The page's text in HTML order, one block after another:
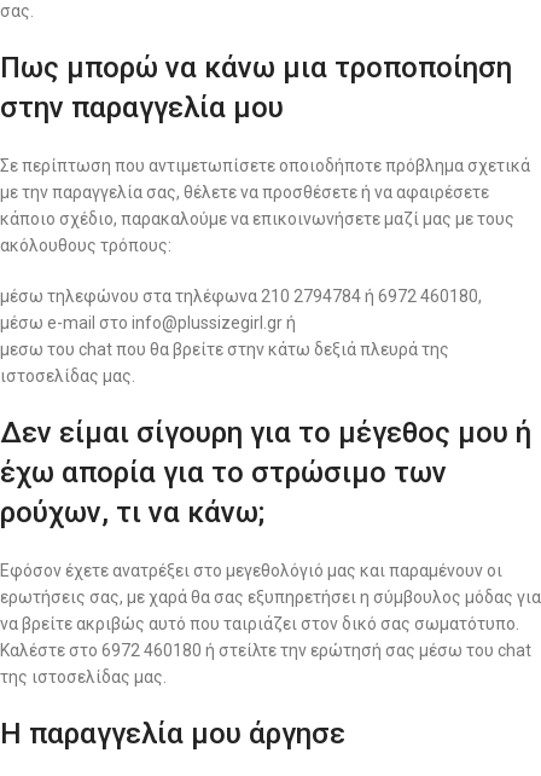
σας.
Πως μπορώ να κάνω μια τροποποίηση
στην παραγγελία μου
Σε περίπτωση που αντιμετωπίσετε οποιοδήποτε πρόβλημα σχετικά
με την παραγγελία σας, θέλετε να προσθέσετε ή να αφαιρέσετε
κάποιο σχέδιο, παρακαλούμε να επικοινωνήσετε μαζί μας με τους
ακόλουθους τρόπους:
μέσω τηλεφώνου στα τηλέφωνα 210 2794784 ή 6972 460180,
μέσω e-mail στο info@plussizegirl.gr ή
μεσω του chat που θα βρείτε στην κάτω δεξιά πλευρά της
ιστοσελίδας μας.
Δεν είμαι σίγουρη για το μέγεθος μου ή
έχω απορία για το στρώσιμο των
ρούχων, τι να κάνω;
Εφόσον έχετε ανατρέξει στο μεγεθολόγιό μας και παραμένουν οι
ερωτήσεις σας, με χαρά θα σας εξυπηρετήσει η σύμβουλος μόδας για
να βρείτε ακριβώς αυτό που ταιριάζει στον δικό σας σωματότυπο.
Καλέστε στο 6972 460180 ή στείλτε την ερώτησή σας μέσω του chat
της ιστοσελίδας μας.
Η παραγγελία μου άργησε